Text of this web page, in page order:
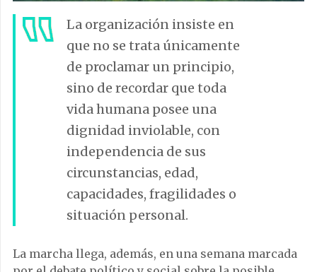
La organización insiste en
que no se trata únicamente
de proclamar un principio,
sino de recordar que toda
vida humana posee una
dignidad inviolable, con
independencia de sus
circunstancias, edad,
capacidades, fragilidades o
situación personal.
La marcha llega, además, en una semana marcada